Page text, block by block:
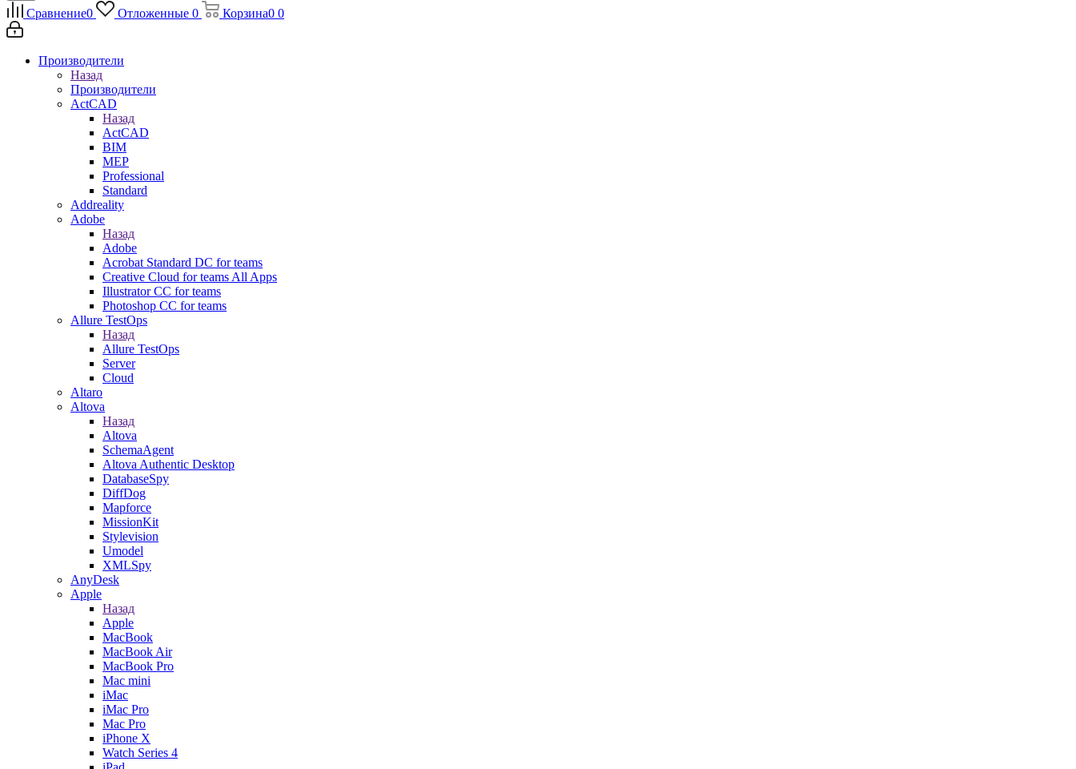
Сравнение0 Отложенные 0 Корзина0 0
Производители
Назад
Производители
ActCAD
Назад
ActCAD
BIM
MEP
Professional
Standard
Addreality
Adobe
Назад
Adobe
Acrobat Standard DC for teams
Creative Cloud for teams All Apps
Illustrator CC for teams
Photoshop CC for teams
Allure TestOps
Назад
Allure TestOps
Server
Cloud
Altaro
Altova
Назад
Altova
SchemaAgent
Altova Authentic Desktop
DatabaseSpy
DiffDog
Mapforce
MissionKit
Stylevision
Umodel
XMLSpy
AnyDesk
Apple
Назад
Apple
MacBook
MacBook Air
MacBook Pro
Mac mini
iMac
iMac Pro
Mac Pro
iPhone X
Watch Series 4